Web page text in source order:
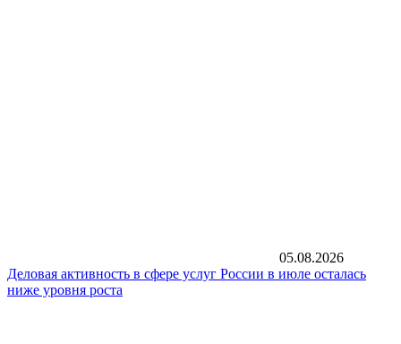
05.08.2026
Деловая активность в сфере услуг России в июле осталась
ниже уровня роста